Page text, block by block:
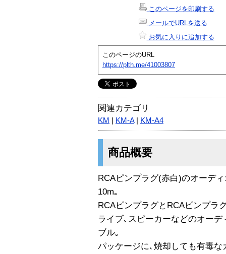
このページを印刷する
メールでURLを送る
お気に入りに追加する
このページのURL
https://plth.me/41003807
関連カテゴリ
KM KM-A| KM-A4
商品概要
RCAピンプラグ(赤白)のオーデ
10m｡
RCAピンプラグとRCAピンプラ
ライブ､スピーカーなどのオー
ブル｡
パッケージに､焼却しても有毒